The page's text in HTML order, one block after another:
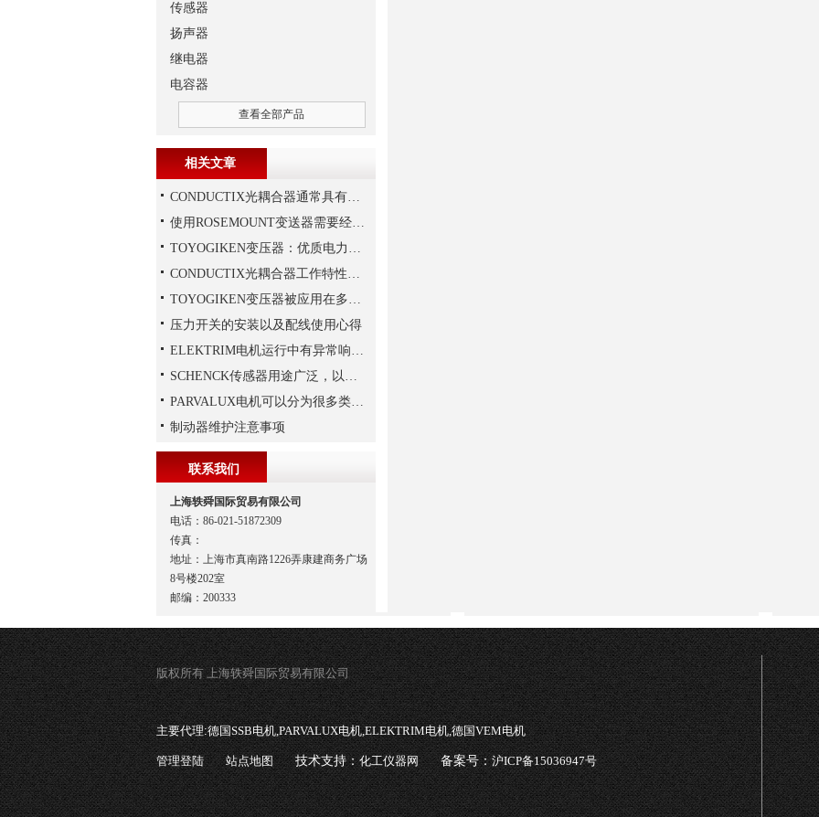
传感器
扬声器
继电器
电容器
查看全部产品
相关文章
CONDUCTIX光耦合器通常具有多种封装形式
使用ROSEMOUNT变送器需要经过以下步骤
TOYOGIKEN变压器：优质电力转换与可靠性的解决方案“
CONDUCTIX光耦合器工作特性讲解
TOYOGIKEN变压器被应用在多个特殊行业中
压力开关的安装以及配线使用心得
ELEKTRIM电机运行中有异常响声是什么原因？
SCHENCK传感器用途广泛，以下是一些常见的应用领域
PARVALUX电机可以分为很多类，常见的有哪两种，它们的区别是什么？
制动器维护注意事项
联系我们
上海轶舜国际贸易有限公司
电话：86-021-51872309
传真：
地址：上海市真南路1226弄康建商务广场
8号楼202室
邮编：200333
版权所有 上海轶舜国际贸易有限公司
主要代理:德国SSB电机,PARVALUX电机,ELEKTRIM电机,德国VEM电机
管理登陆 站点地图 技术支持：化工仪器网 备案号：沪ICP备15036947号